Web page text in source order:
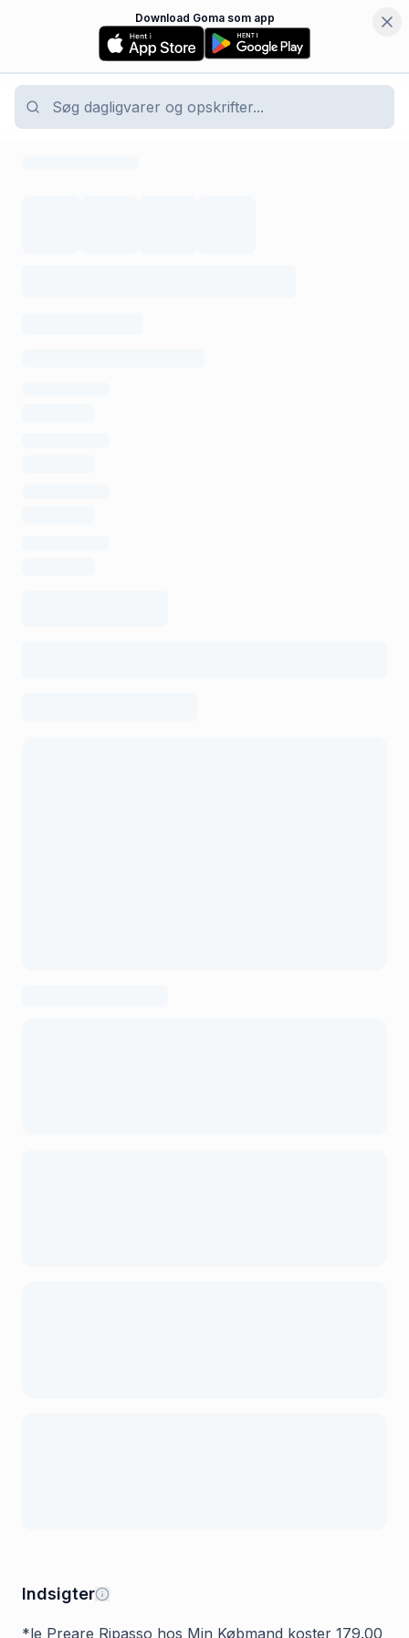
Download Goma som app
Indsigter
*le Preare Ripasso hos Min Købmand koster 179.00